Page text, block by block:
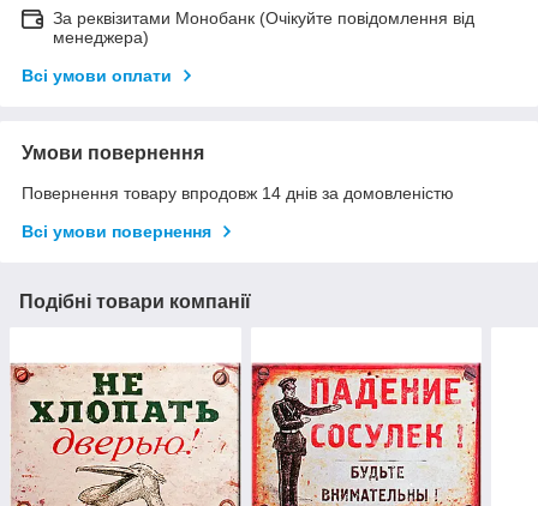
За реквізитами Монобанк (Очікуйте повідомлення від
менеджера)
Всі умови оплати
Умови повернення
Повернення товару впродовж 14 днів за домовленістю
Всі умови повернення
Подібні товари компанії